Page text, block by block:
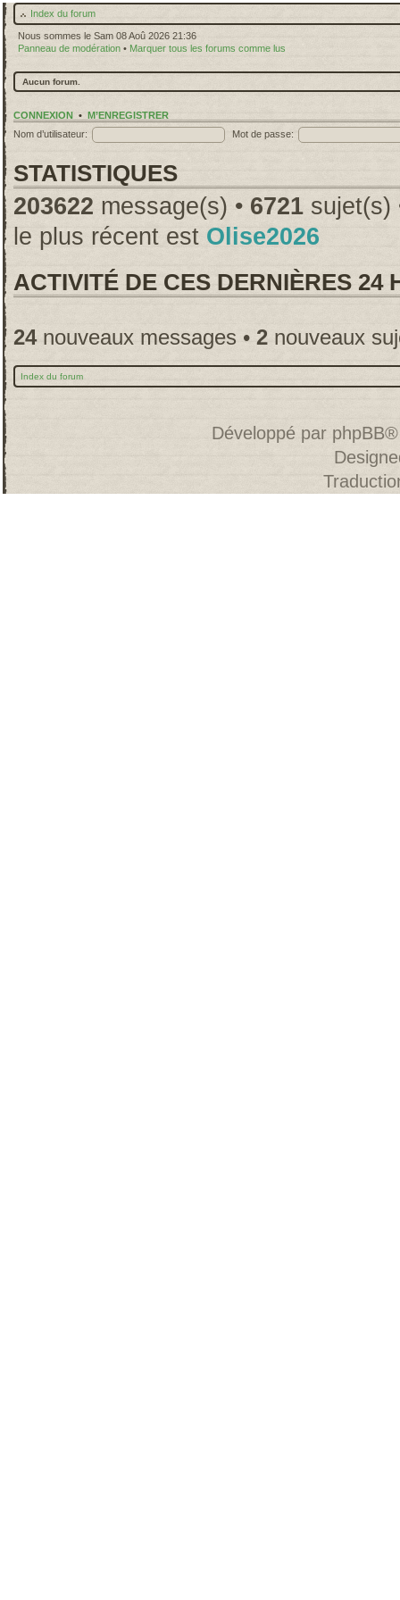
Index du forum
Nous sommes le Sam 08 Aoû 2026 21:36
Panneau de modération • Marquer tous les forums comme lus
Aucun forum.
CONNEXION • M’ENREGISTRER
Nom d’utilisateur:
Mot de passe:
STATISTIQUES
203622 message(s) • 6721 sujet(s)
le plus récent est Olise2026
ACTIVITÉ DE CES DERNIÈRES 24
24nouveaux messages • 2 nouveaux
Index du forum
Développé par phpBB®